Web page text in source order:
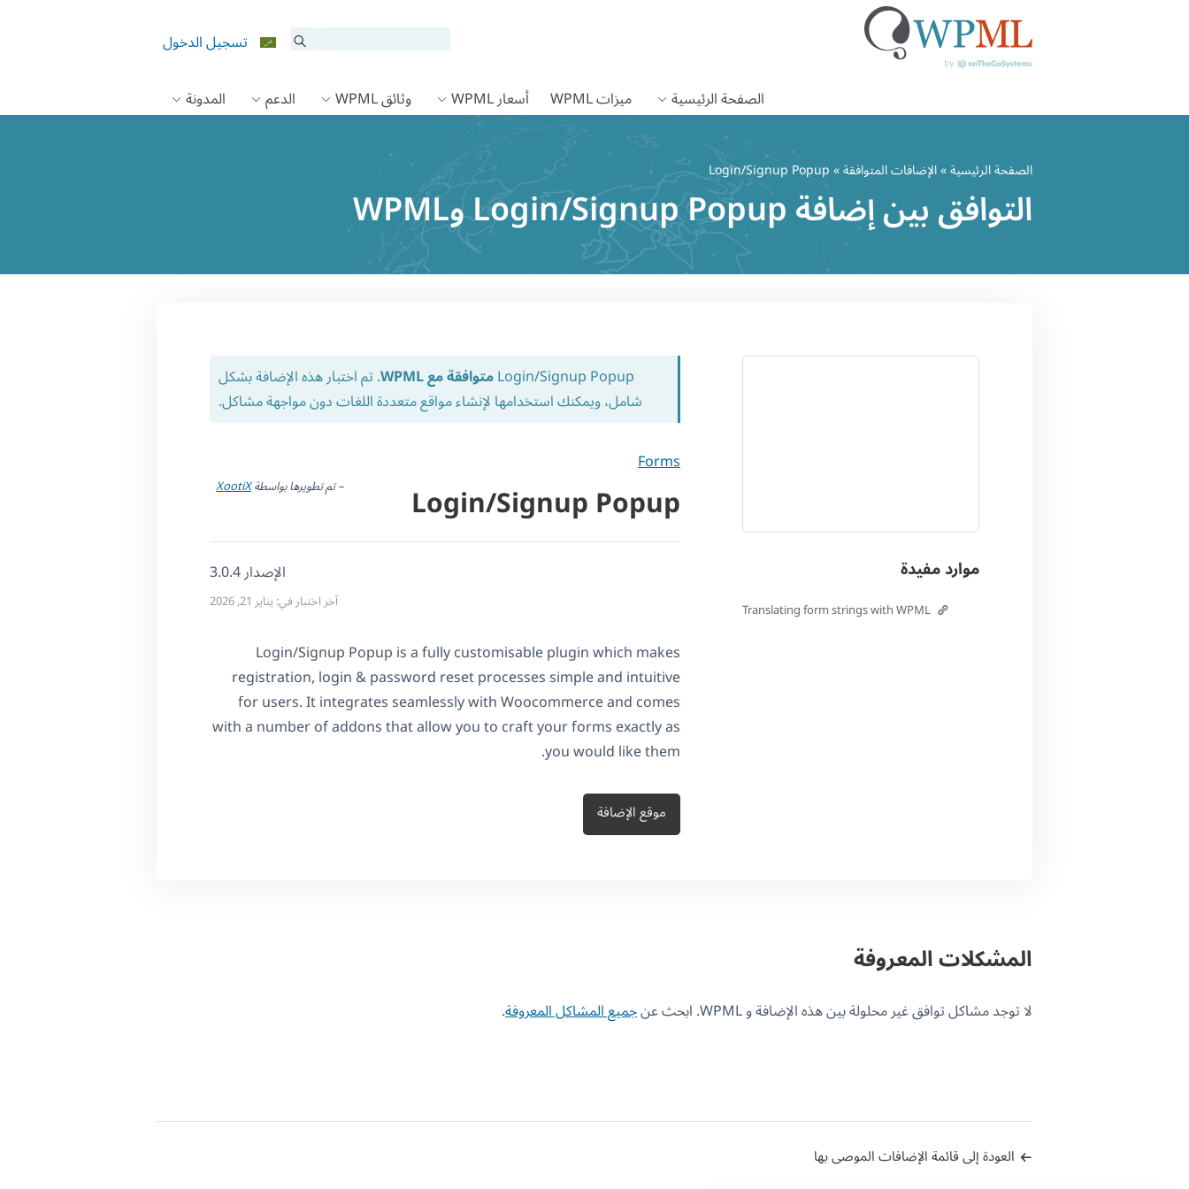
تسجيل الدخول
الصفحة الرئيسية
ميزات WPML أسعار WPML وثائق WPML الدعم المدونة
الصفحة الرئيسية»الإضافات المتوافقة» Login/Signup Popup
التوافق بين إضافة Login/Signup Popup وWPML
موارد مفيدة
Translating form strings with WPML
Login/Signup Popupمتوافقة مع WPML
. تم اختبار هذه الإضافة بشكل
شامل، ويمكنك استخدامها لإنشاء مواقع متعددة اللغات دون مواجهة مشاكل.
Forms
Login/Signup Popup – تم تطويرها بواسطةXootiX
الإصدار 3.0.4
آخر اختبار في: يناير 21, 2026
Login/Signup Popup is a fully customisable plugin which makes
registration, login & password reset processes simple and intuitive
for users. It integrates seamlessly with Woocommerce and comes
with a number of addons that allow you to craft your forms exactly as
you would like them.
موقع الإضافة
المشكلات المعروفة
لا توجد مشاكل توافق غير محلولة بين هذه الإضافة و WPML. ابحث عن جميع المشاكل المعروفة.
العودة إلى قائمة الإضافات الموصى بها